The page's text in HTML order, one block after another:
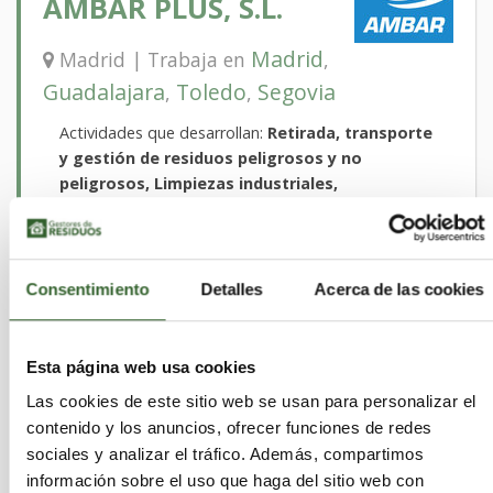
Consentimiento Detalles Acerca de las cookies
Esta página web usa cookies
Las cookies de este sitio web se usan para personalizar el
contenido y los anuncios, ofrecer funciones de redes
sociales y analizar el tráfico. Además, compartimos
información sobre el uso que haga del sitio web con
AMBAR PLUS, S.L.
Madrid | Trabaja en Madrid,
Guadalajara, Toledo, Segovia
Actividades que desarrollan: Retirada, transporte
y gestión de residuos peligrosos y no
peligrosos, Limpiezas industriales,
(lavapistolas y lavapiezas), Limpieza de
separadores, Desgasificación y anulación de
depósitos, Contenedores de gran volumen,
Disolventes, Equipos Electronicos, Escorias,
RCD, Sanitarios, Suelos Contaminados, Pilas,
Textiles, Toner, VFU, Vidrio, Papel